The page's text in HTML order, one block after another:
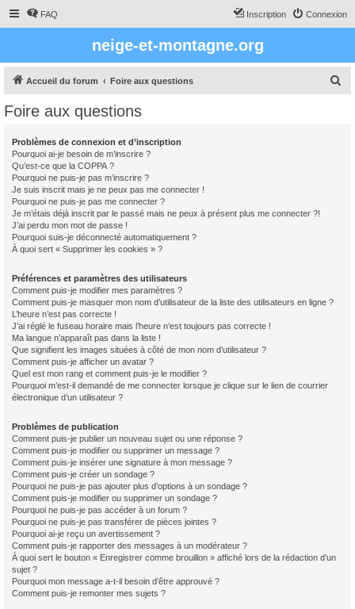
FAQ Connexion
Inscription
neige-et-montagne.org
Accueil du forum Foire aux questions
Foire aux questions
Problèmes de connexion et d’inscription
Pourquoi ai-je besoin de m’inscrire ?
Qu’est-ce que la COPPA ?
Pourquoi ne puis-je pas m’inscrire ?
Je suis inscrit mais je ne peux pas me connecter !
Pourquoi ne puis-je pas me connecter ?
Je m’étais déjà inscrit par le passé mais ne peux à présent plus me connecter ?!
J’ai perdu mon mot de passe !
Pourquoi suis-je déconnecté automatiquement ?
À quoi sert « Supprimer les cookies » ?
Préférences et paramètres des utilisateurs
Comment puis-je modifier mes paramètres ?
Comment puis-je masquer mon nom d’utilisateur de la liste des utilisateurs en ligne ?
L’heure n’est pas correcte !
J’ai réglé le fuseau horaire mais l’heure n’est toujours pas correcte !
Ma langue n’apparaît pas dans la liste !
Que signifient les images situées à côté de mon nom d’utilisateur ?
Comment puis-je afficher un avatar ?
Quel est mon rang et comment puis-je le modifier ?
Pourquoi m’est-il demandé de me connecter lorsque je clique sur le lien de courrier
électronique d’un utilisateur ?
Problèmes de publication
Comment puis-je publier un nouveau sujet ou une réponse ?
Comment puis-je modifier ou supprimer un message ?
Comment puis-je insérer une signature à mon message ?
Comment puis-je créer un sondage ?
Pourquoi ne puis-je pas ajouter plus d’options à un sondage ?
Comment puis-je modifier ou supprimer un sondage ?
Pourquoi ne puis-je pas accéder à un forum ?
Pourquoi ne puis-je pas transférer de pièces jointes ?
Pourquoi ai-je reçu un avertissement ?
Comment puis-je rapporter des messages à un modérateur ?
À quoi sert le bouton « Enregistrer comme brouillon » affiché lors de la rédaction d’un
sujet ?
Pourquoi mon message a-t-il besoin d’être approuvé ?
Comment puis-je remonter mes sujets ?